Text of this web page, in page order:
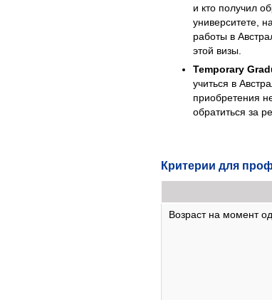
и кто получил
университете,
работы в
этой визы.
Temporary
учиться в
приобретения
обратиться за
Критерии для
Возраст на момент